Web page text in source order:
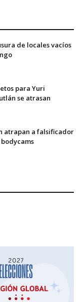
de locales vacíos
para Yuri
se atrasan
atrapan a falsificador